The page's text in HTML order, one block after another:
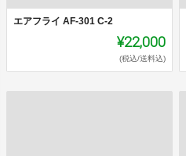
エアフライ AF-301 C-2
¥22,000
(税込/送料込)